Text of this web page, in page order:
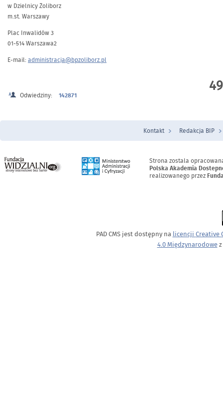
w Dzielnicy Żoliborz
m.st. Warszawy
Plac Inwalidów 3
01-514 Warszawa2
E-mail: administracja@bpzoliborz.pl
Odwiedziny: 142871
Menu Stopka
Kontakt Redakcja BIP
Strona zostala
Polska Akademia
realizowanego przez
PAD CMS jest dostępny na licencji Creative
4.0 Międzynarodowez